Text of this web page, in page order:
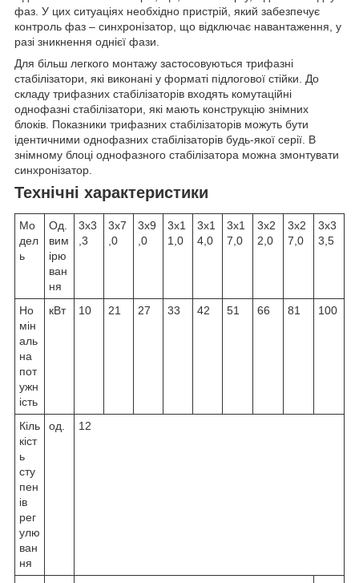
фаз. У цих ситуаціях необхідно пристрій, який забезпечує
контроль фаз – синхронізатор, що відключає навантаження, у
разі зникнення однієї фази.
Для більш легкого монтажу застосовуються трифазні
стабілізатори, які виконані у форматі підлогової стійки. До
складу трифазних стабілізаторів входять комутаційні
однофазні стабілізатори, які мають конструкцію знімних
блоків. Показники трифазних стабілізаторів можуть бути
ідентичними однофазних стабілізаторів будь-якої серії. В
знімному блоці однофазного стабілізатора можна змонтувати
синхронізатор.
Технічні характеристики
Мо
дел
ь
Од.
вим
ірю
ван
ня
3х3
,3
3x7
,0
3x9
,0
3x1
1,0
3x1
4,0
3x1
7,0
3x2
2,0
3x2
7,0
3x3
3,5
Но
мін
аль
на
пот
ужн
ість
кВт 10 21 27 33 42 51 66 81 100
Кіль
кіст
ь
сту
пен
ів
рег
улю
ван
ня
од. 12